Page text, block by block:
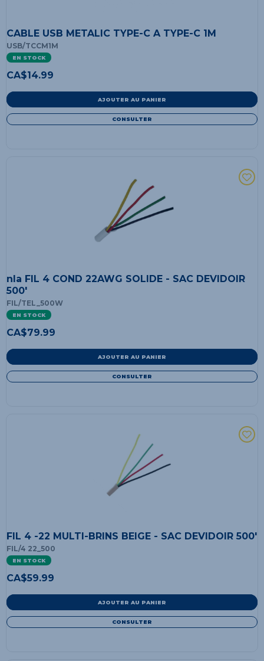
CABLE USB METALIC TYPE-C A TYPE-C 1M
USB/TCCM1M
EN STOCK
CA$14.99
AJOUTER AU PANIER
CONSULTER
nla FIL 4 COND 22AWG SOLIDE - SAC DEVIDOIR
500'
FIL/TEL_500W
EN STOCK
CA$79.99
AJOUTER AU PANIER
CONSULTER
FIL 4 -22 MULTI-BRINS BEIGE - SAC DEVIDOIR 500'
FIL/4 22_500
EN STOCK
CA$59.99
AJOUTER AU PANIER
CONSULTER